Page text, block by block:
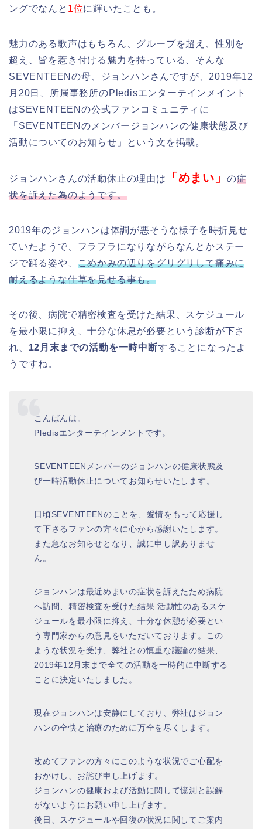
ングでなんと 1位に輝いたことも。
魅力のある歌声はもちろん、グループを超え、性別を
超え、皆を惹き付ける魅力を持っている、そんな
SEVENTEENの母、ジョンハンさんですが、2019年12
月20日、所属事務所のPledisエンターテインメイント
はSEVENTEENの公式ファンコミュニティに
「SEVENTEENのメンバージョンハンの健康状態及び
活動についてのお知らせ」という文を掲載。
ジョンハンさんの活動休止の理由は 「めまい」 の症
状を訴えた為のようです。
2019年のジョンハンは体調が悪そうな様子を時折見せ
ていたようで、フラフラになりながらなんとかステー
ジで踊る姿や、 こめかみの辺りをグリグリして痛みに
耐えるような仕草を見せる事も。
その後、病院で精密検査を受けた結果、スケジュール
を最小限に抑え、十分な休息が必要という診断が下さ
れ、 12月末までの活動を一時中断することになったよ
うですね。
こんばんは。
Pledisエンターテインメントです。
SEVENTEENメンバーのジョンハンの健康状態及
び一時活動休止についてお知らせいたします。
日頃SEVENTEENのことを、愛情をもって応援し
て下さるファンの方々に心から感謝いたします。
また急なお知らせとなり、誠に申し訳ありませ
ん。
ジョンハンは最近めまいの症状を訴えたため病院
へ訪問、精密検査を受けた結果 活動性のあるスケ
ジュールを最小限に抑え、十分な休憩が必要とい
う専門家からの意見をいただいております。この
ような状況を受け、弊社との慎重な議論の結果、
2019年12月末まで全ての活動を一時的に中断する
ことに決定いたしました。
現在ジョンハンは安静にしており、弊社はジョン
ハンの全快と治療のために万全を尽くします。
改めてファンの方々にこのような状況でご心配を
おかけし、お詫び申し上げます。
ジョンハンの健康および活動に関して憶測と誤解
がないようにお願い申し上げます。
後日、スケジュールや回復の状況に関してご案内